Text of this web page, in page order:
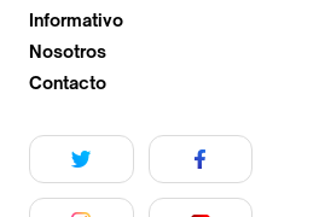
Informativo
Nosotros
Contacto